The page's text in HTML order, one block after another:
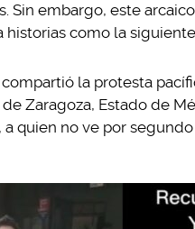
Sin embargo, este
historias como la
la protesta
Zaragoza, Estado de
quien no ve por